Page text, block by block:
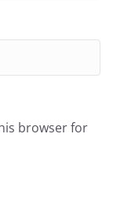
browser for